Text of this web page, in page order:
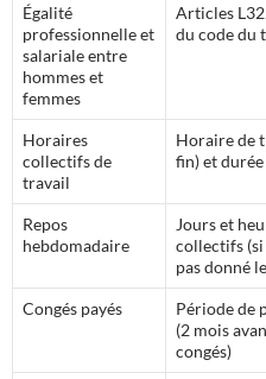
Égalité
professionnelle et
salariale entre
hommes et
femmes
Articles
du code du
Horaires
collectifs de
travail
Horaire de
fin) et
Repos
hebdomadaire
Jours et
collectifs (si
pas donné
Congés payés
Période de
(2 mois
congés)